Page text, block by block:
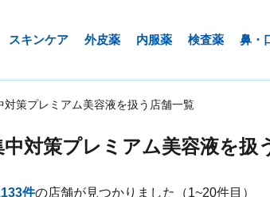
スキンケア 外皮薬 内服薬 検査薬 鼻・
策プレミアム美容液を扱う店舗一覧
対策プレミアム美容液を扱
件の店舗が見つかりました （1~20件目）